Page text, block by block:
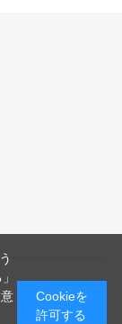
Cookieを
許可する